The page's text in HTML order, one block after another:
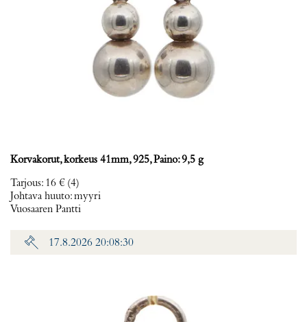
Korvakorut, korkeus 41mm, 925, Paino: 9,5 g
Tarjous: 16 € (4)
Johtava huuto:myyri
Vuosaaren Pantti
17.8.2026 20:08:30